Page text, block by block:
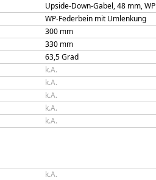
Upside-Down-Gabel, 48 mm,
WP-Federbein mit Umlenkung
300 mm
330 mm
63,5Grad
k.A.
k.A.
k.A.
k.A.
k.A.
k.A.